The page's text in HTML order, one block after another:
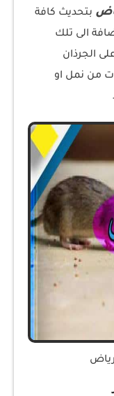
بتحديث كافة
الى تلك
الجرذان
من نمل او